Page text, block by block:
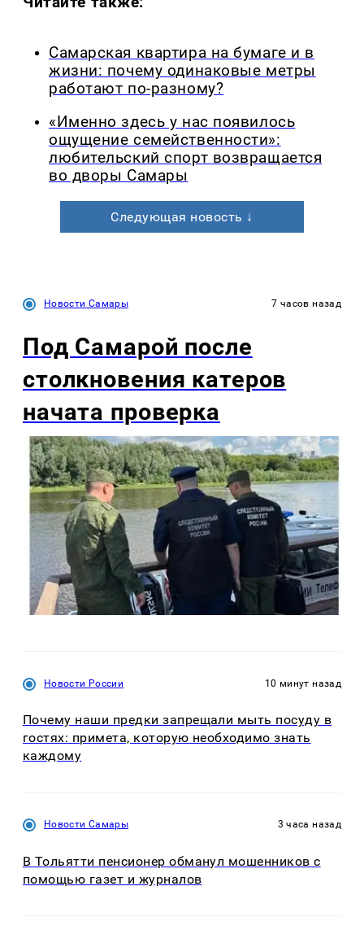
Самарская квартира на бумаге и в
жизни: почему одинаковые метры
работают по-разному?
«Именно здесь у нас появилось
ощущение семейственности»:
любительский спорт возвращается
во дворы Самары
Следующая новость ↓
Новости Самары 7 часов назад
Под Самарой после
столкновения катеров
начата проверка
Новости России 10 минут назад
Почему наши предки запрещали мыть посуду в
гостях: примета, которую необходимо знать
каждому
Новости Самары 3 часа назад
В Тольятти пенсионер обманул мошенников с
помощью газет и журналов